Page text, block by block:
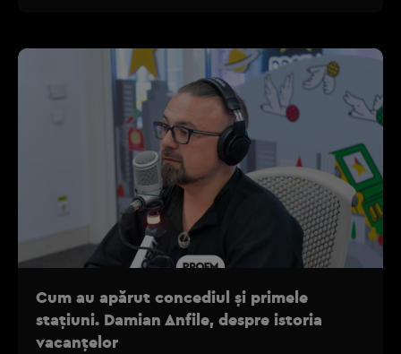
Cum au apărut concediul și primele
stațiuni. Damian Anfile, despre istoria
vacanțelor